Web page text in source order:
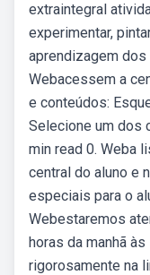
extraintegral
experimentar,
aprendizagem
Webacessem a
e conteúdos:
Selecione um dos
min read 0. Weba
central do aluno e
especiais para o
Webestaremos
horas da manhã
rigorosamente na